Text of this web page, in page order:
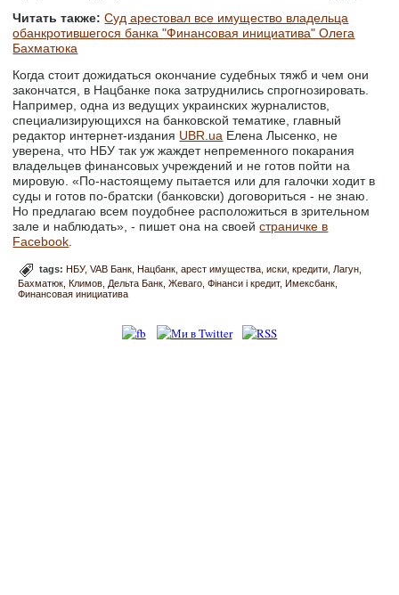
Читать также: Суд арестовал все имущество владельца
обанкротившегося банка "Финансовая инициатива" Олега
Бахматюка
Когда стоит дожидаться окончание судебных тяжб и чем они
закончатся, в Нацбанке пока затруднились спрогнозировать.
Например, одна из ведущих украинских журналистов,
специализирующихся на банковской тематике, главный
редактор интернет-издания UBR.ua Елена Лысенко, не
уверена, что НБУ так уж жаждет непременного покарания
владельцев финансовых учреждений и не готов пойти на
мировую. «По-настоящему пытается или для галочки ходит в
суды и готов по-братски (банковски) договориться - не знаю.
Но предлагаю всем поудобнее расположиться в зрительном
зале и наблюдать», - пишет она на своейстраничке в
Facebook.
tags: НБУ VAB Банк Нацбанк арест имущества иски кредити Лагун
Бахматюк
Климов Дельта Банк Жеваго Фінанси і кредит Имексбанк
Финансовая инициатива